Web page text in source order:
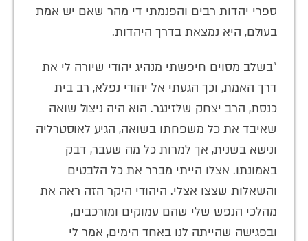
ספרי יהדות רבים והפנמתי די מהר שאם יש אמת
בעולם, היא נמצאת בדרך היהדות.
"בשלב מסוים חיפשתי מנהיג יהודי שיורה לי את
דרך האמת, וכך הגעתי אל יהודי נפלא, רב בית
כנסת, הרב יצחק שלזינגר. הוא היה ניצול שואה
שאיבד את כל משפחתו בשואה, הגיע לאוסטרליה
ונישא בשנית, אך למרות כל מה שעבר, דבק
באמונתו. אצלו הייתי מברר את כל הלבטים
והשאלות שצצו אצלי. היהודי היקר הזה ראה את
מהלכי הנפש שלי שהם עמוקים ומורכבים,
ובפגישה שהייתה לנו באחד הימים, אמר לי